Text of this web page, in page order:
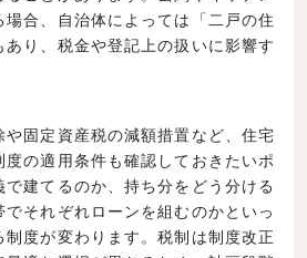
合、自治体によっては「二戸の住
り、税金や登記上の扱いに影響す
や固定資産税の減額措置など、住宅
の適用条件も確認しておきたいポ
建てるのか、持ち分をどう分ける
それぞれローンを組むのかといっ
度が変わります。税制は制度改正